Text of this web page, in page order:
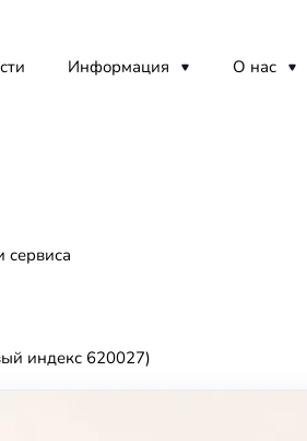
Информация О нас
сервиса
индекс 620027)